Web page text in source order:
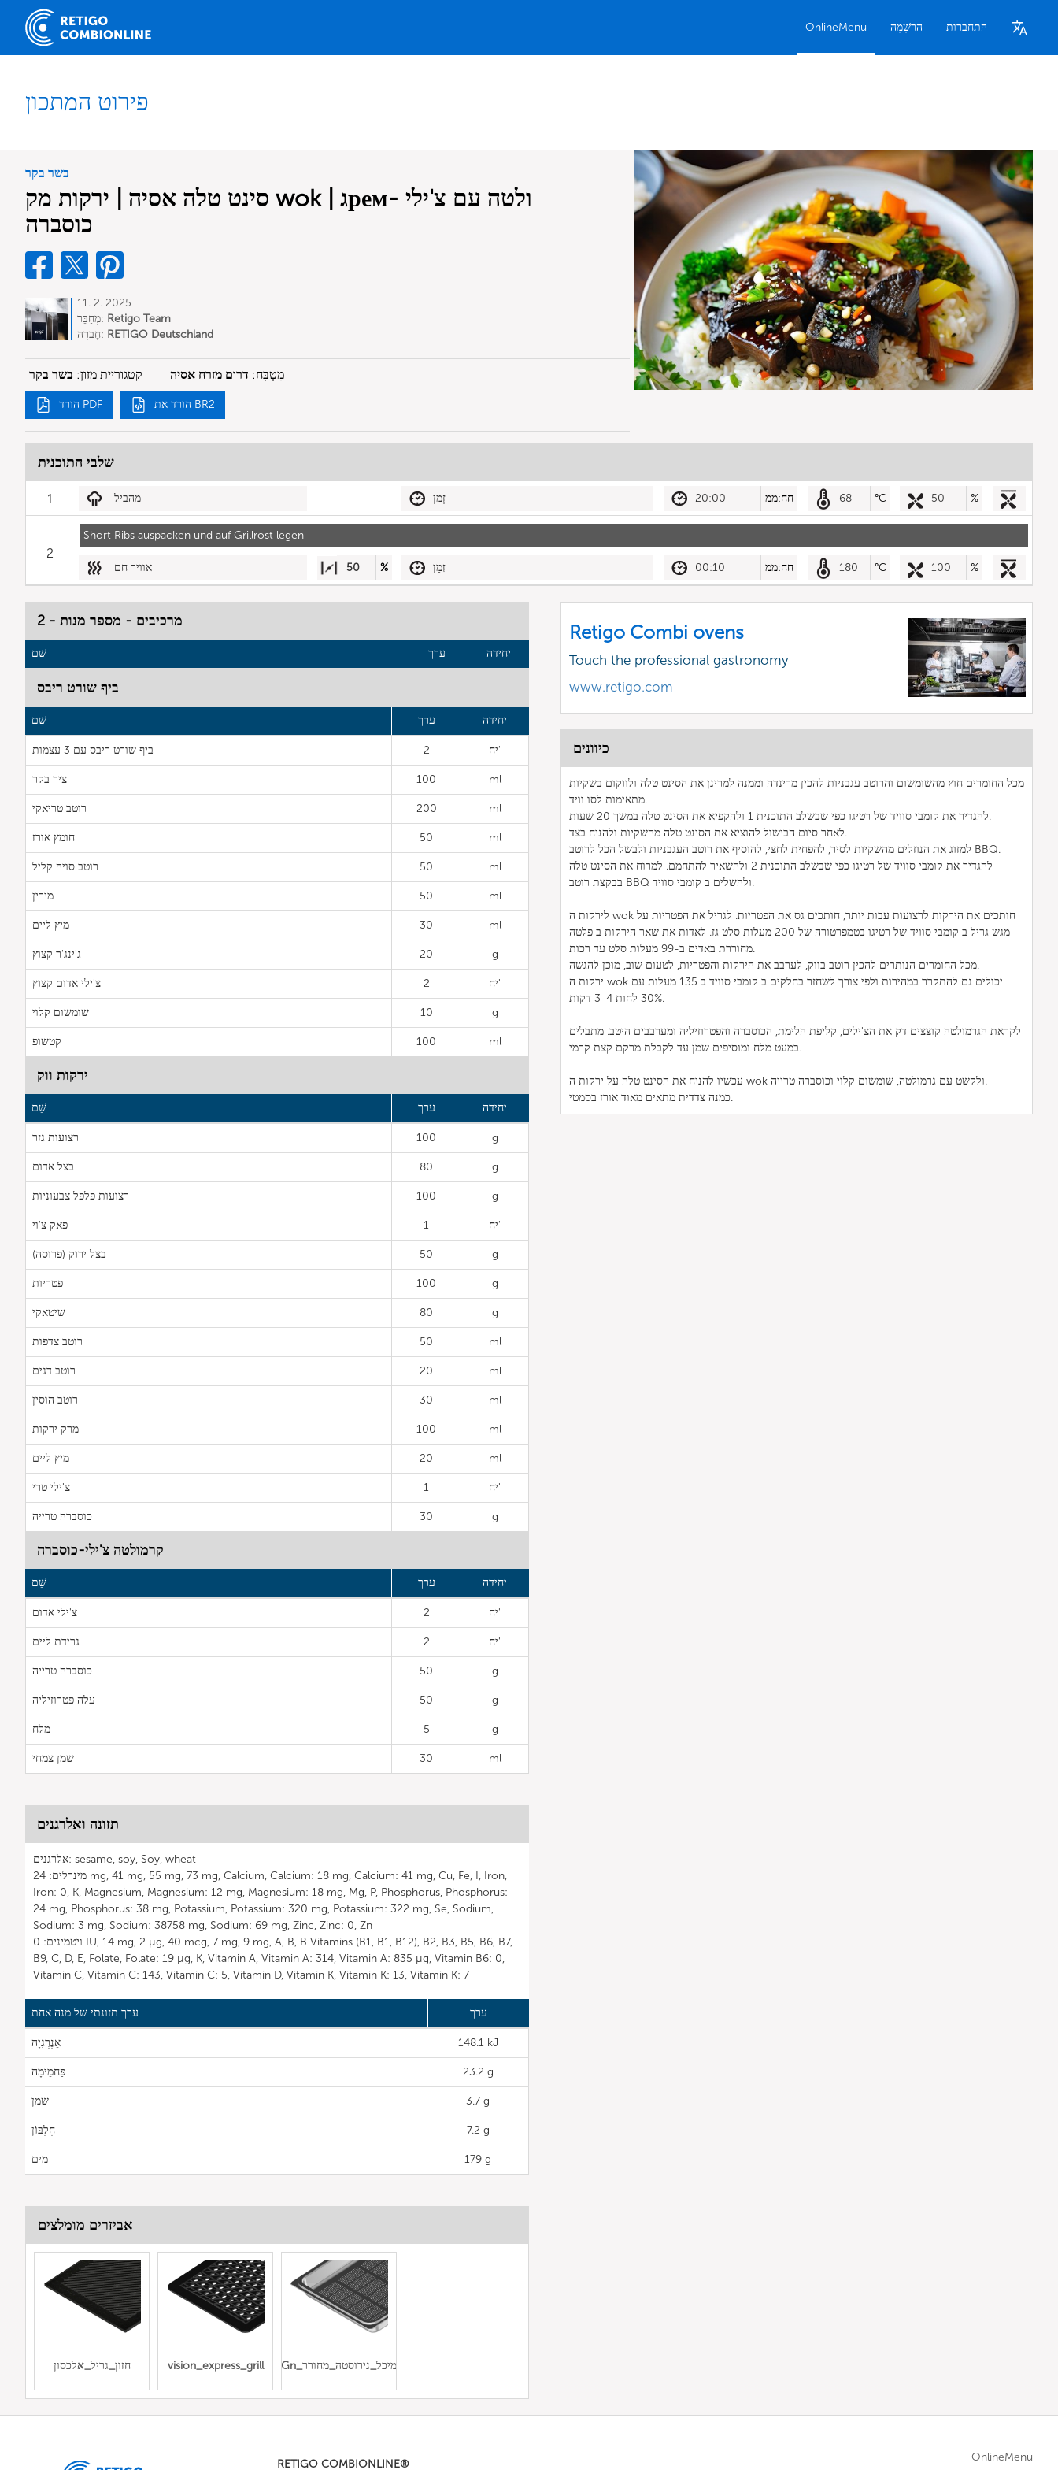
OnlineMenu הַרשָׁמָה התחברות
פירוט המתכון
בשר בקר
סינט טלה אסיה | ירקות מק wok | גремולטה עם צ'ילי -
כוסברה
11. 2. 2025
מְחַבֵּר: Retigo Team
Deutschland
חֶברָה: RETIGO Deutschland
קטגוריית מזון: בשר בקר מִטְבָּח: דרום מזרח אסיה
הורד PDF הורד את BR2
שלבי התוכנית
1 מהביל זְמַן 20:00 חח:ממ 68 °C 50 %
Short Ribs auspacken und auf Grillrost legen
2
אוויר חם 50 % זְמַן 00:10 חח:ממ 180 °C 100 %
מרכיבים - מספר מנות - 2
שֵׁם ערך יחידה
ביף שורט ריבס
שֵׁם ערך יחידה
ביף שורט ריבס עם 3 עצמות 2 יח'
ציר בקר 100 ml
רוטב טריאקי 200 ml
חומץ אורז 50 ml
רוטב סויה קליל 50 ml
מירין 50 ml
מיץ ליים 30 ml
ג'ינג'ר קצוץ 20 g
צ'ילי אדום קצוץ 2 יח'
שומשום קלוי 10 g
קטשופ 100 ml
ירקות ווק
שֵׁם ערך יחידה
רצועות גזר 100 g
בצל אדום 80 g
רצועות פלפל צבעוניות 100 g
פאק צ'וי 1 יח'
בצל ירוק (פרוסה) 50 g
פטריות 100 g
שיטאקי 80 g
רוטב צדפות 50 ml
רוטב דגים 20 ml
רוטב הוסין 30 ml
מרק ירקות 100 ml
מיץ ליים 20 ml
צ'ילי טרי 1 יח'
כוסברה טרייה 30 g
קרמולטה צ'ילי-כוסברה
שֵׁם ערך יחידה
צ'ילי אדום 2 יח'
גרידת ליים 2 יח'
כוסברה טרייה 50 g
עלה פטרוזיליה 50 g
מלח 5 g
שמן צמחי 30 ml
תזונה ואלרגנים
אלרגנים: sesame, soy, Soy, wheat
מינרלים: 24 mg, 41 mg, 55 mg, 73 mg, Calcium, Calcium: 18 mg, Calcium: 41 mg, Cu, Fe, I, Iron,
Iron: 0, K, Magnesium, Magnesium: 12 mg, Magnesium: 18 mg, Mg, P, Phosphorus, Phosphorus:
24 mg, Phosphorus: 38 mg, Potassium, Potassium: 320 mg, Potassium: 322 mg, Se, Sodium,
Sodium: 3 mg, Sodium: 38758 mg, Sodium: 69 mg, Zinc, Zinc: 0, Zn
ויטמינים: 0 IU, 14 mg, 2 µg, 40 mcg, 7 mg, 9 mg, A, B, B Vitamins (B1, B1, B12), B2, B3, B5, B6, B7,
B9, C, D, E, Folate, Folate: 19 µg, K, Vitamin A, Vitamin A: 314, Vitamin A: 835 µg, Vitamin B6: 0,
Vitamin C, Vitamin C: 143, Vitamin C: 5, Vitamin D, Vitamin K, Vitamin K: 13, Vitamin K: 7
ערך תזונתי של מנה אחת ערך
אֵנֶרְגִיָה 148.1 kJ
פַּחמֵימָה 23.2 g
שמן 3.7 g
חֶלְבּוֹן 7.2 g
מים 179 g
Retigo Combi ovens
Touch the professional gastronomy
www.retigo.com
כיוונים
מכל החומרים חוץ מהשומשום והרוטב עגבניות להכין מרינדה וממנה למרינן את הסינט טלה ולווקום בשקיות
מתאימות לסו וויד.
להגדיר את קומבי סוויד של רטיגו כפי שבשלב התוכנית 1 ולהקפיא את הסינט טלה במשך 20 שעות.
לאחר סיום הבישול להוציא את הסינט טלה מהשקיות ולהניח בצד.
למזוג את הנוזלים מהשקיות לסיר, להפחית לחצי, להוסיף את רוטב העגבניות ולבשל הכל לרוטב BBQ.
להגדיר את קומבי סוויד של רטיגו כפי שבשלב התוכנית 2 ולהשאיר להתחמם. למרוח את הסינט טלה
בבקצת רוטב BBQ ולהשלים ב קומבי סוויד.
לירקות ה wok חותכים את הירקות לרצועות עבות יותר, חותכים גס את הפטריות. לגריל את הפטריות על
מגש גריל ב קומבי סוויד של רטיגו בטמפרטורה של 200 מעלות סלט גז. לאדות את שאר הירקות ב פלטה
מחוררת באדים ב-99 מעלות סלט עד רכות.
מכל החומרים הנותרים להכין רוטב בווק, לערבב את הירקות והפטריות, לטעום שוב, מוכן להגשה.
ירקות ה wok יכולים גם להתקרר במהירות ולפי צורך לשחזר בחלקים ב קומבי סוויד ב 135 מעלות עם
30% לחות 3-4 דקות.
לקראת הגרמולטה קוצצים דק את הצ'ילים, קליפת הלימת, הכוסברה והפטרוזיליה ומערבבים היטב. מתבלים
במעט מלח ומוסיפים שמן עד לקבלת מרקם קצת קרמי.
עכשיו להניח את הסינט טלה על ירקות ה wok ולקשט עם גרמולטה, שומשום קלוי וכוסברה טרייה.
כמנה צדדית מתאים מאוד אורז בסמטי.
אביזרים מומלצים
חזון_גריל_אלכסון vision_express_grill Gn_מיכל_נירוסטה_מחורר
RETIGO COMBIONLINE®
OnlineMenu